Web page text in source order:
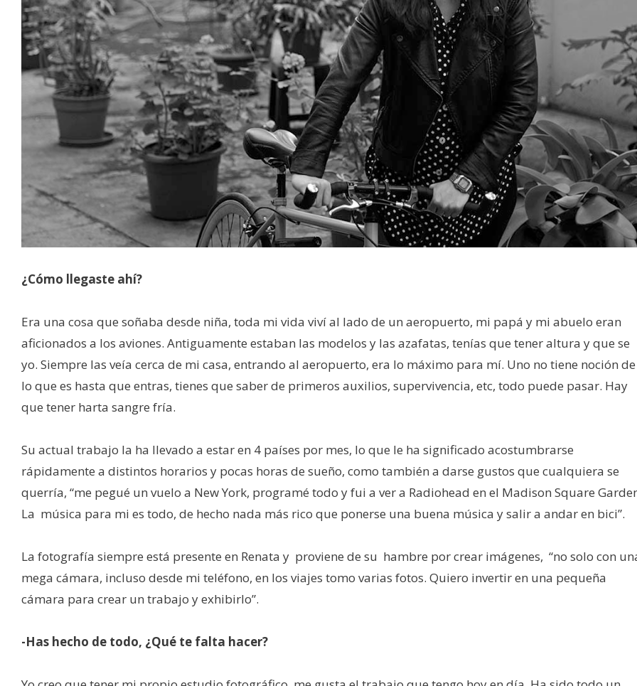
¿Cómo llegaste ahí?
Era una cosa que soñaba desde niña, toda mi vida viví al lado de un aeropuerto, mi papá y mi abuelo eran
aficionados a los aviones. Antiguamente estaban las modelos y las azafatas, tenías que tener altura y que se
yo. Siempre las veía cerca de mi casa, entrando al aeropuerto, era lo máximo para mí. Uno no tiene noción de
lo que es hasta que entras, tienes que saber de primeros auxilios, supervivencia, etc, todo puede pasar. Hay
que tener harta sangre fría.
Su actual trabajo la ha llevado a estar en 4 países por mes, lo que le ha significado acostumbrarse
rápidamente a distintos horarios y pocas horas de sueño, como también a darse gustos que cualquiera se
querría, “me pegué un vuelo a New York, programé todo y fui a ver a Radiohead en el Madison Square
La música para mi es todo, de hecho nada más rico que ponerse una buena música y salir a andar en bici”.
La fotografía siempre está presente en Renata y proviene de su hambre por crear imágenes, “no solo con
mega cámara, incluso desde mi teléfono, en los viajes tomo varias fotos. Quiero invertir en una pequeña
cámara para crear un trabajo y exhibirlo”.
-Has hecho de todo, ¿Qué te falta hacer?